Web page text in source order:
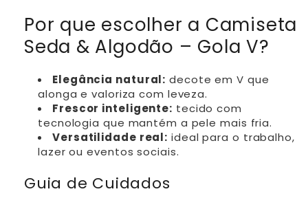
Por que escolher a Camiseta
Seda & Algodão – Gola V?
Elegância natural: decote em V que
alonga e valoriza com leveza.
Frescor inteligente: tecido com
tecnologia que mantém a pele mais fria.
Versatilidade real: ideal para o trabalho,
lazer ou eventos sociais.
Guia de Cuidados